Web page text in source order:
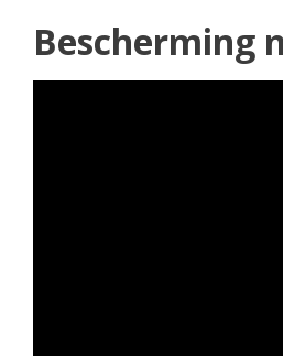
Bescherming